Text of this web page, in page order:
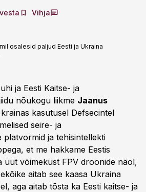
Vihja
osalesid paljud Eesti ja Ukraina
ja Eesti Kaitse- ja
nõukogu liikme Jaanus
kasutusel Defsecintel
seire- ja
ja tehisintellekti
et me hakkame Eestis
uut võimekust FPV droonide näol,
aitab see kaasa Ukraina
aga aitab tõsta ka Eesti kaitse- ja